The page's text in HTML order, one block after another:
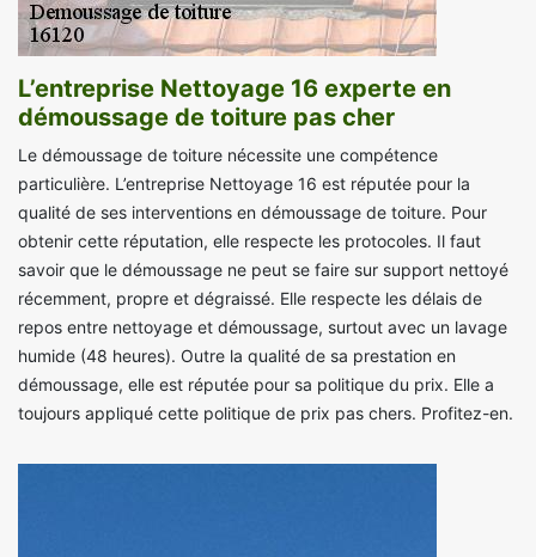
L’entreprise Nettoyage 16 experte en
démoussage de toiture pas cher
Le démoussage de toiture nécessite une compétence
particulière. L’entreprise Nettoyage 16 est réputée pour la
qualité de ses interventions en démoussage de toiture. Pour
obtenir cette réputation, elle respecte les protocoles. Il faut
savoir que le démoussage ne peut se faire sur support nettoyé
récemment, propre et dégraissé. Elle respecte les délais de
repos entre nettoyage et démoussage, surtout avec un lavage
humide (48 heures). Outre la qualité de sa prestation en
démoussage, elle est réputée pour sa politique du prix. Elle a
toujours appliqué cette politique de prix pas chers. Profitez-en.